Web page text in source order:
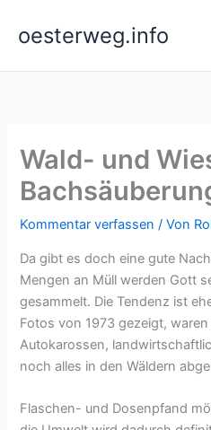
Inhaltoesterweg.info
Wald- und
Kommentar verfassen / Von
Da gibt es doch eine gute
Mengen an Müll werden Gott
gesammelt. Die Tendenz ist
Fotos von 1973 gezeigt,
Autokarossen,
noch alles in den Wäldern
Flaschen- und Dosenpfand